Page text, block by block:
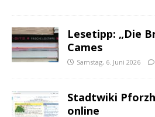
Lesetipp: „Die
Cames
Samstag, 6. Juni 2026
Stadtwiki
online